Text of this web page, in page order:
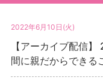
2022年6月10日(火)
【アーカイブ配信
間に親だからできる